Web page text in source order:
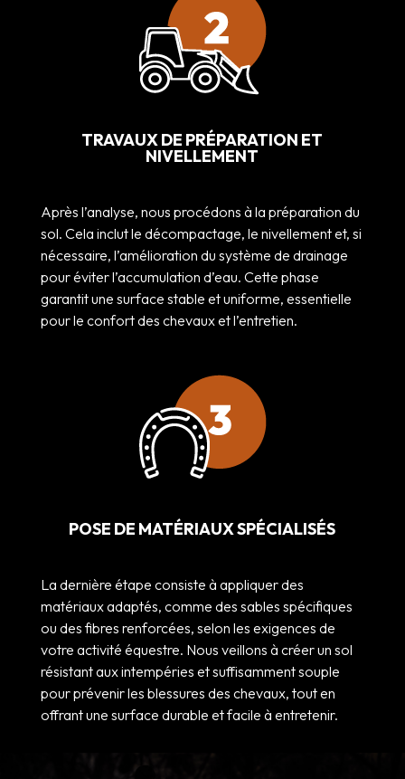
TRAVAUX DE PRÉPARATION ET
NIVELLEMENT
Après l’analyse, nous procédons à la préparation du
sol. Cela inclut le décompactage, le nivellement et, si
nécessaire, l’amélioration du système de drainage
pour éviter l’accumulation d’eau. Cette phase
garantit une surface stable et uniforme, essentielle
pour le confort des chevaux et l’entretien.
POSE DE MATÉRIAUX SPÉCIALISÉS
La dernière étape consiste à appliquer des
matériaux adaptés, comme des sables spécifiques
ou des fibres renforcées, selon les exigences de
votre activité équestre. Nous veillons à créer un sol
résistant aux intempéries et suffisamment souple
pour prévenir les blessures des chevaux, tout en
offrant une surface durable et facile à entretenir.